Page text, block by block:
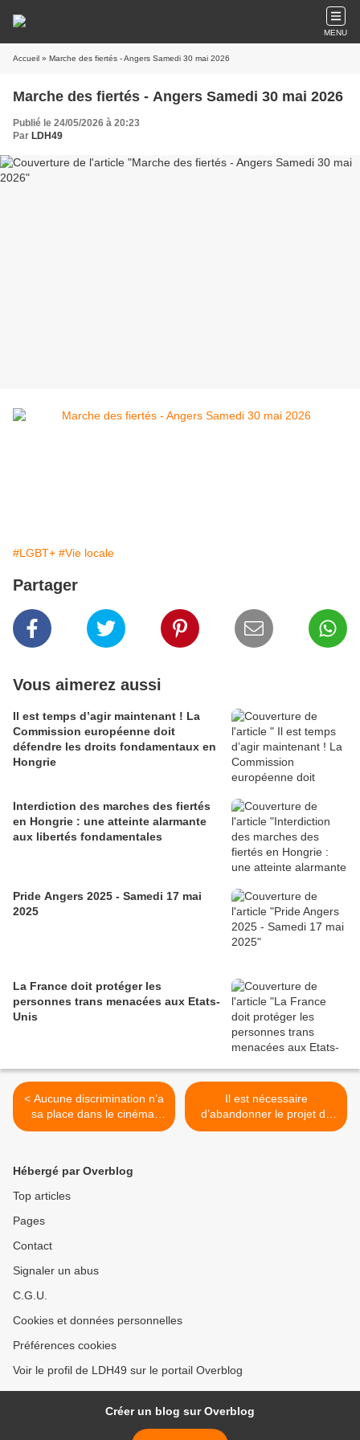
MENU
Accueil » Marche des fiertés - Angers Samedi 30 mai 2026
Marche des fiertés - Angers Samedi 30 mai 2026
Publié le 24/05/2026 à 20:23
Par LDH49
#LGBT+ #Vie locale
Partager
Vous aimerez aussi
Il est temps d’agir maintenant ! La
Commission européenne doit
défendre les droits fondamentaux en
Hongrie
Interdiction des marches des fiertés
en Hongrie : une atteinte alarmante
aux libertés fondamentales
Pride Angers 2025 - Samedi 17 mai
2025
La France doit protéger les
personnes trans menacées aux Etats-
Unis
< Aucune discrimination n’a
sa place dans le cinéma,
Canal+ comparaitra devant
Il est nécessaire
d’abandonner le projet de
loi sur la justice criminelle et
Hébergé par Overblog
Top articles
Pages
Contact
Signaler un abus
C.G.U.
Cookies et données personnelles
Préférences cookies
Voir le profil de LDH49 sur le portail Overblog
Créer un blog sur Overblog